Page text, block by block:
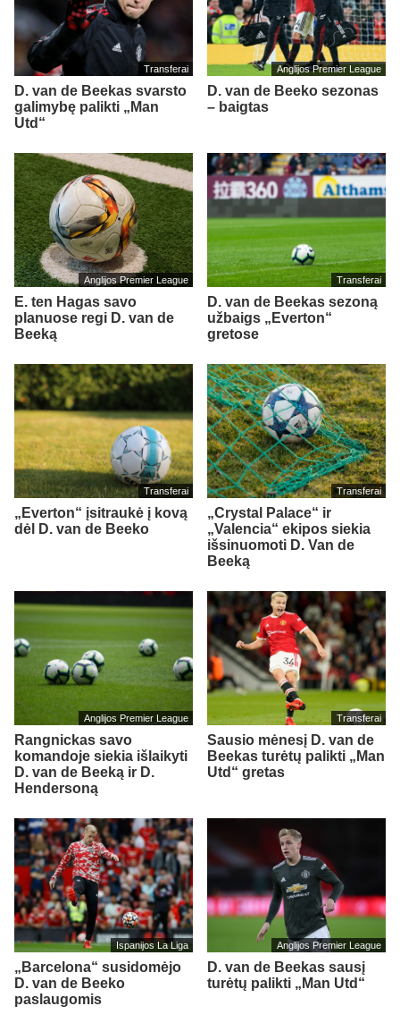
Transferai
D. van de Beekas svarsto
galimybę palikti „Man
Utd“
Anglijos Premier League
D. van de Beeko sezonas
– baigtas
Anglijos Premier League
E. ten Hagas savo
planuose regi D. van de
Beeką
Transferai
D. van de Beekas sezoną
užbaigs „Everton“
gretose
Transferai
„Everton“ įsitraukė į kovą
dėl D. van de Beeko
Transferai
„Crystal Palace“ ir
„Valencia“ ekipos siekia
išsinuomoti D. Van de
Beeką
Anglijos Premier League
Rangnickas savo
komandoje siekia išlaikyti
D. van de Beeką ir D.
Hendersoną
Transferai
Sausio mėnesį D. van de
Beekas turėtų palikti „Man
Utd“ gretas
Ispanijos La Liga
„Barcelona“ susidomėjo
D. van de Beeko
paslaugomis
Anglijos Premier League
D. van de Beekas sausį
turėtų palikti „Man Utd“